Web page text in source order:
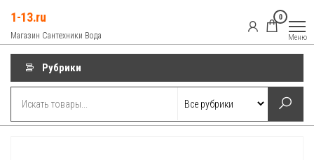
содержимому
1-13.ru
Магазин Сантехники Вода
0
Меню
Рубрики